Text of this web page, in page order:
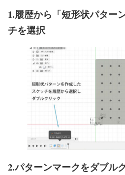
1.履歴から「短形状パター
チを選択
2.パターンマークをダブル